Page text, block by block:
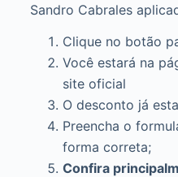
Sandro Cabrales
Clique no botão
Você estará na
site oficial
O desconto já
Preencha o
forma correta;
Confira